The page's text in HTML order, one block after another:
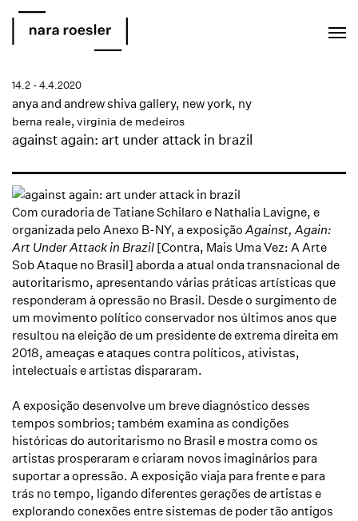
against again: art under attack in brazil
berna reale, virginia de medeiros
anya and andrew shiva gallery, new york, ny
14.2 - 4.4.2020
Com curadoria de Tatiane Schilaro e Nathalia Lavigne, e
organizada pelo Anexo B-NY, a exposiçãoAgainst, Again:
Art Under Attack in Brazil [Contra, Mais Uma Vez: A Arte
Sob Ataque no Brasil] aborda a atual onda transnacional de
autoritarismo, apresentando várias práticas artísticas que
responderam à opressão no Brasil. Desde o surgimento de
um movimento político conservador nos últimos anos que
resultou na eleição de um presidente de extrema direita em
2018, ameaças e ataques contra políticos, ativistas,
intelectuais e artistas dispararam.
A exposição desenvolve um breve diagnóstico desses
tempos sombrios; também examina as condições
históricas do autoritarismo no Brasil e mostra como os
artistas prosperaram e criaram novos imaginários para
suportar a opressão. A exposição viaja para frente e para
trás no tempo, ligando diferentes gerações de artistas e
explorando conexões entre sistemas de poder tão antigos